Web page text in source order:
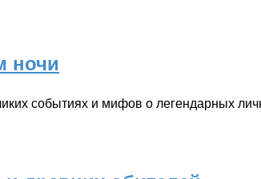
ночи
событиях и мифов о легендарных